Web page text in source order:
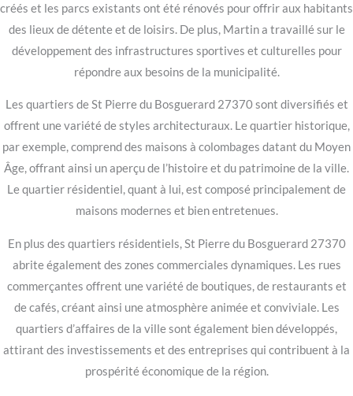
créés et les parcs existants ont été rénovés pour offrir aux habitants
des lieux de détente et de loisirs. De plus, Martin a travaillé sur le
développement des infrastructures sportives et culturelles pour
répondre aux besoins de la municipalité.
Les quartiers de St Pierre du Bosguerard 27370 sont diversifiés et
offrent une variété de styles architecturaux. Le quartier historique,
par exemple, comprend des maisons à colombages datant du Moyen
Âge, offrant ainsi un aperçu de l’histoire et du patrimoine de la ville.
Le quartier résidentiel, quant à lui, est composé principalement de
maisons modernes et bien entretenues.
En plus des quartiers résidentiels, St Pierre du Bosguerard 27370
abrite également des zones commerciales dynamiques. Les rues
commerçantes offrent une variété de boutiques, de restaurants et
de cafés, créant ainsi une atmosphère animée et conviviale. Les
quartiers d’affaires de la ville sont également bien développés,
attirant des investissements et des entreprises qui contribuent à la
prospérité économique de la région.